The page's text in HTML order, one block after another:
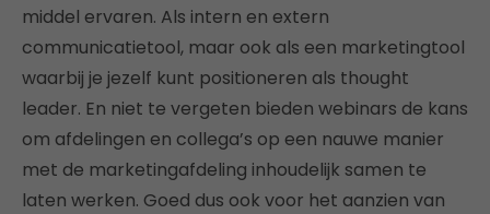
middel ervaren. Als intern en extern
communicatietool, maar ook als een marketingtool
waarbij je jezelf kunt positioneren als thought
leader. En niet te vergeten bieden webinars de kans
om afdelingen en collega’s op een nauwe manier
met de marketingafdeling inhoudelijk samen te
laten werken. Goed dus ook voor het aanzien van